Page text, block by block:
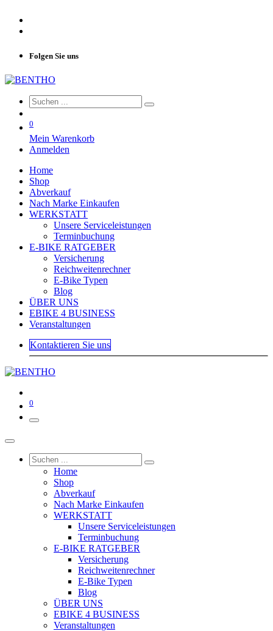
Folgen Sie uns
0
Mein Warenkorb
Anmelden
Home
Shop
Abverkauf
Nach Marke Einkaufen
WERKSTATT
Unsere Serviceleistungen
Terminbuchung
E-BIKE RATGEBER
Versicherung
Reichweitenrechner
E-Bike Typen
Blog
ÜBER UNS
EBIKE 4 BUSINESS
Veranstaltungen
Kontaktieren Sie uns
0
Home
Shop
Abverkauf
Nach Marke Einkaufen
WERKSTATT
Unsere Serviceleistungen
Terminbuchung
E-BIKE RATGEBER
Versicherung
Reichweitenrechner
E-Bike Typen
Blog
ÜBER UNS
EBIKE 4 BUSINESS
Veranstaltungen